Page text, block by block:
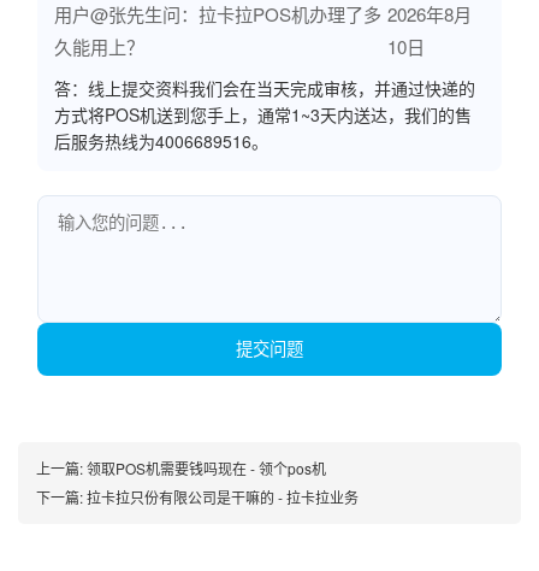
用户@张先生问：拉卡拉POS机办理了多
久能用上？
2026年8月
10日
答：线上提交资料我们会在当天完成审核，并通过快递的
方式将POS机送到您手上，通常1~3天内送达，我们的售
后服务热线为4006689516。
提交问题
上一篇:领取POS机需要钱吗现在 - 领个pos机
下一篇:拉卡拉只份有限公司是干嘛的 - 拉卡拉业务